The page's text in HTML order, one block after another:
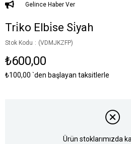
Gelince Haber Ver
Tri̇ko Elbi̇se Si̇yah
Stok Kodu (VDMJKZFP)
₺600,00
₺100,00 `den başlayan taksitlerle
Ürün stoklarımızda